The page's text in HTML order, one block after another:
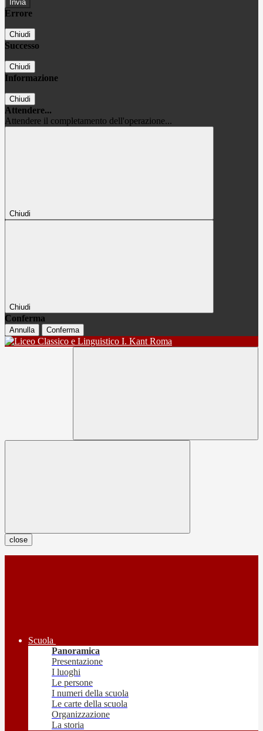
Errore
Chiudi
Successo
Chiudi
Informazione
Chiudi
Attendere...
Attendere il completamento dell'operazione...
Chiudi
Chiudi
Conferma
Annulla Conferma
close
Scuola
Panoramica
Presentazione
I luoghi
Le persone
I numeri della scuola
Le carte della scuola
Organizzazione
La storia